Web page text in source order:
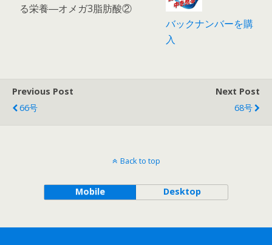
る栄養―オメガ3脂肪酸②
バックナンバーを購
入
Previous Post
66号
Next Post
68号
Back to top
Mobile Desktop